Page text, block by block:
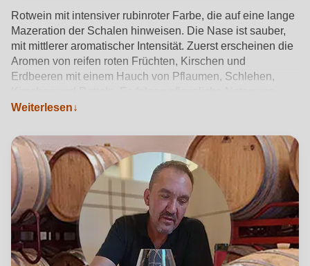
Rotwein mit intensiver rubinroter Farbe, die auf eine lange
Mazeration der Schalen hinweisen. Die Nase ist sauber,
mit mittlerer aromatischer Intensität. Zuerst erscheinen die
Aromen von reifen roten Früchten, Kirschen und
Erdbeeren mit einem Hauch von Pflaumen, Schlehen,
getrockneten Blättern, rotem Pfeffer und Weinreben, die in
die malolaktische Gärung in Kontakt mit dem feinen
Hefesatz sind. Wenn der Wein mit Sauerstoff angereichert
wird, treten Kakao-, Toffee- und Rohrzuckernoten sowie
subtile Anklänge von Pfeffer und Zimt auf. Im Mund ist er
trocken und frisch, mit ausgeprägter Säure, mittlerem
Tannin und Körper und deutlichem, gut integriertem
Alkohol. Der Abgang ist schnell und ausgewogen dank
eines subtilen bitteren Nachgeschmacks, der ihm Länge
verleiht. Der Geschmack ist intensiv mit Noten von roten
Weiterlesen